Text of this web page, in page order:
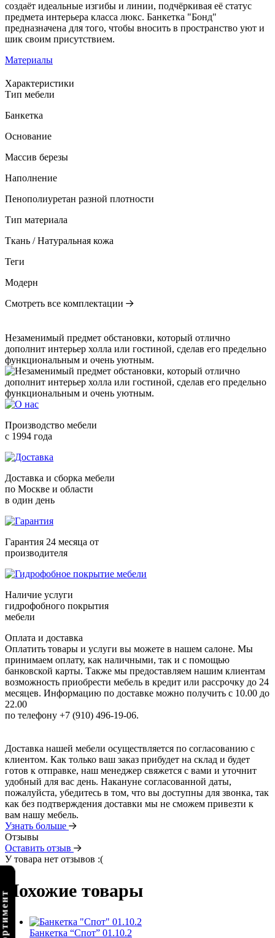
создаёт идеальные изгибы и линии, подчёркивая её статус
предмета интерьера класса люкс. Банкетка "Бонд"
предназначена для того, чтобы вносить в пространство уют и
шик своим присутствием.
Материалы
Характеристики
Тип мебели
Банкетка
Основание
Массив березы
Наполнение
Пенополиуретан разной плотности
Тип материала
Ткань / Натуральная кожа
Теги
Модерн
Смотреть все комплектации
Незаменимый предмет обстановки, который отлично
дополнит интерьер холла или гостиной, сделав его предельно
функциональным и очень уютным.
Производство мебели
с 1994 года
Доставка и сборка мебели
по Москве и области
в один день
Гарантия 24 месяца от
производителя
Наличие услуги
гидрофобного покрытия
мебели
Оплата и доставка
Оплатить товары и услуги вы можете в нашем салоне. Мы
принимаем оплату, как наличными, так и с помощью
банковской карты. Также мы предоставляем нашим клиентам
возможность приобрести мебель в кредит или рассрочку до 24
месяцев. Информацию по доставке можно получить с 10.00 до
22.00
по телефону +7 (910) 496-19-06.
Доставка нашей мебели осуществляется по согласованию с
клиентом. Как только ваш заказ прибудет на склад и будет
готов к отправке, наш менеджер свяжется с вами и уточнит
удобный для вас день. Накануне согласованной даты,
пожалуйста, убедитесь в том, что вы доступны для звонка, так
как без подтверждения доставки мы не сможем привезти к
вам нашу мебель.
Узнать больше
Отзывы
Оставить отзыв
У товара нет отзывов :(
Похожие товары
Банкетка “Спот” 01.10.2